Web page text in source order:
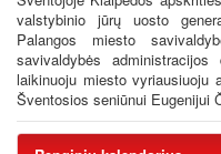
valstybinio jūrų uosto
Palangos miesto
savivaldybės
laikinuoju miesto vyriausiuoju
Šventosios seniūnui Eugenijui